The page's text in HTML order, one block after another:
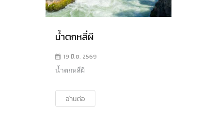
น้ำตกหลี่ผี
19 มิ.ย. 2569
น้ำตกหลี่ผี
อ่านต่อ